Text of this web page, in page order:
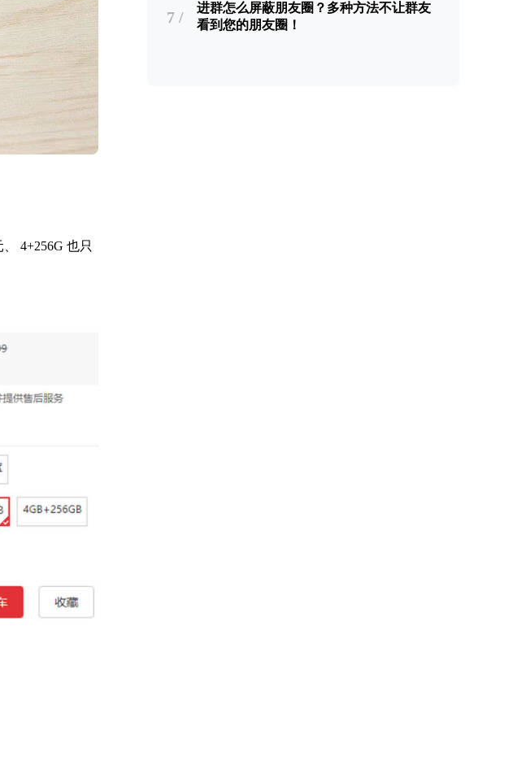
4+256G 也只
7 /
进群怎么屏蔽朋友圈？多种方法不让群友
看到您的朋友圈！